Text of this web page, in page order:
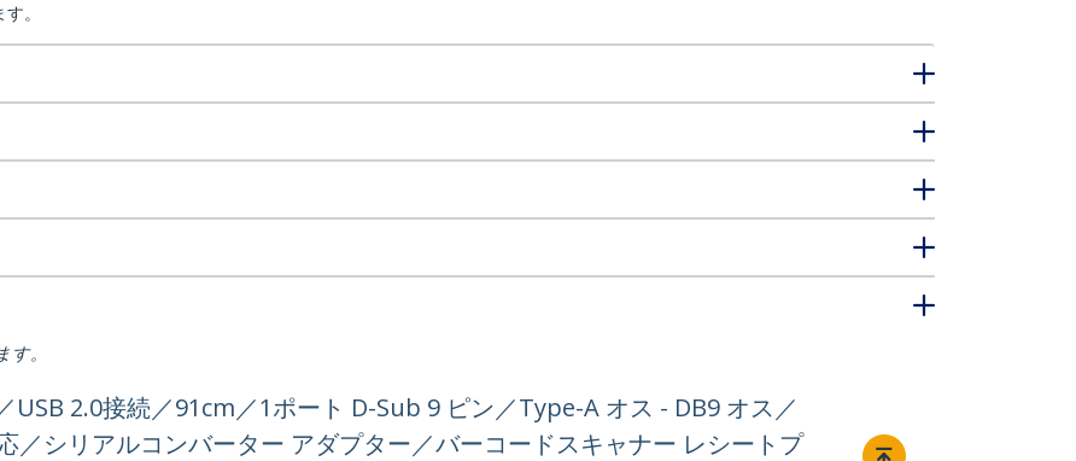
。
。
USB 2.0接続／91cm／1ポート D-Sub 9 ピン／Type-A オス - DB9 オス／
／シリアルコンバーター アダプター／バーコードスキャナー レシートプ